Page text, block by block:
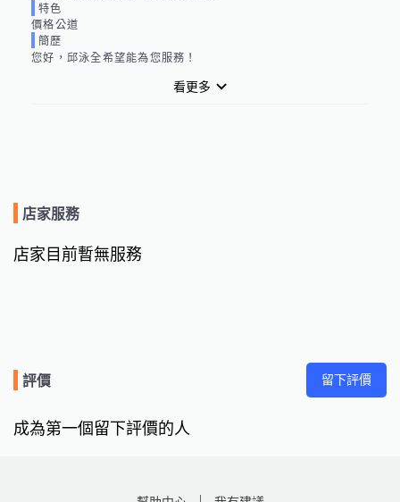
特色
價格公道
簡歷
您好，邱泳全希望能為您服務！
看更多
店家服務
店家目前暫無服務
評價 留下評價
成為第一個留下評價的人